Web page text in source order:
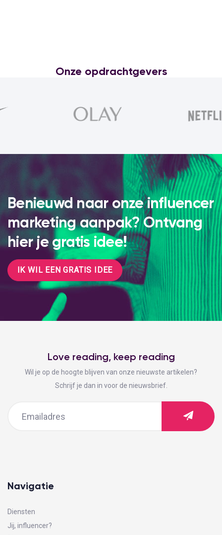
Onze opdrachtgevers
tussen staan?
Benieuwd naar onze influencer
marketing aanpak? Ontvang
hier je gratis idee!
IK WIL EEN GRATIS IDEE
Love reading, keep reading
Wil je op de hoogte blijven van onze nieuwste artikelen?
Schrijf je dan in voor de nieuwsbrief.
Navigatie
Diensten
Jij, influencer?